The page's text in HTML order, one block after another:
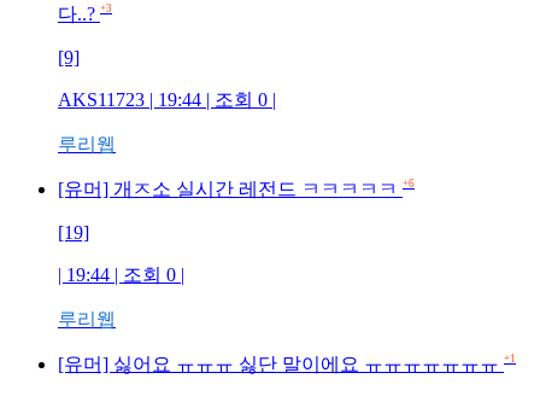
다..? +3
[9]
AKS11723 | 19:44 | 조회 0 |
루리웹
[유머] 개ㅈ소 실시간 레전드 ㅋㅋㅋㅋㅋ +6
[19]
| 19:44 | 조회 0 |
루리웹
[유머] 싫어요 ㅠㅠㅠ 싫단 말이에요 ㅠㅠㅠㅠㅠㅠㅠ +1